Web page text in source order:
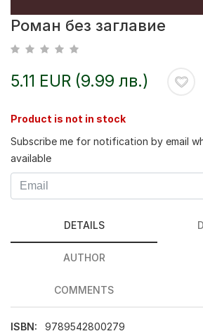
Роман без заглавие
5.11 EUR (9.99 лв.)
Product is not in stock
Subscribe me for notification by email
available
DETAILS
AUTHOR
COMMENTS
ISBN:
9789542800279